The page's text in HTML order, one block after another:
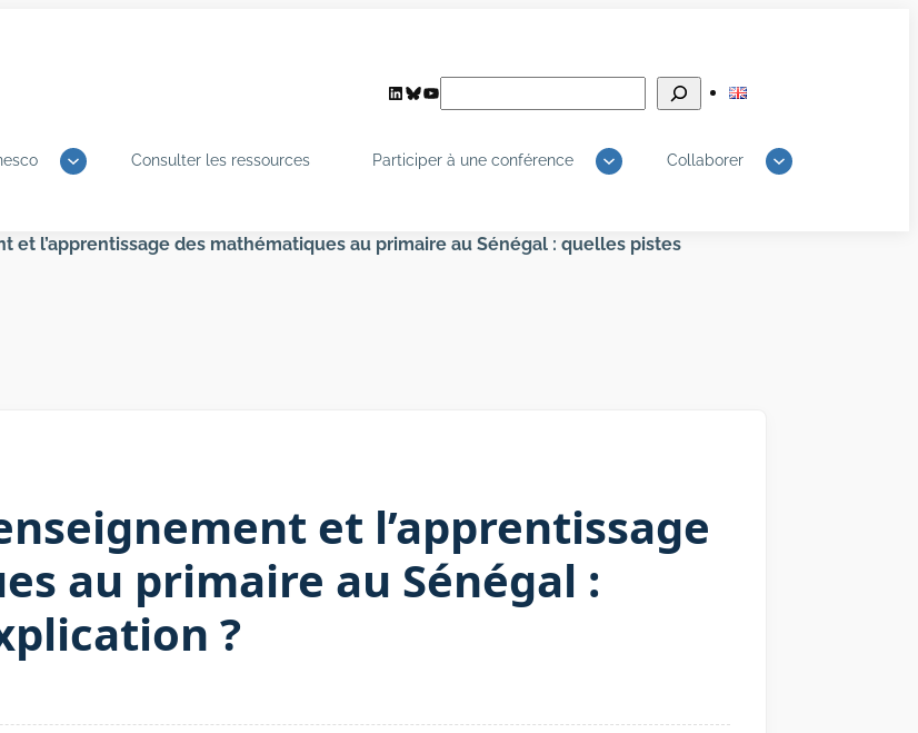
LinkedIn
Bluesky
YouTube
Consulter les ressources Participer à une conférence Collaborer
et l’apprentissage des mathématiques au primaire au Sénégal : quelles pistes
et l’apprentissage
au primaire au Sénégal :
?